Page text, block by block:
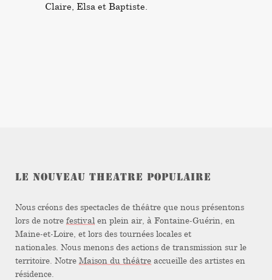
Claire, Elsa et Baptiste.
LE NOUVEAU THEATRE POPULAIRE
Nous créons des spectacles de théâtre que nous présentons
lors de notre festival en plein air, à Fontaine-Guérin, en
Maine-et-Loire, et lors des tournées locales et
nationales. Nous menons des actions de transmission sur le
territoire. Notre Maison du théâtre accueille des artistes en
résidence.